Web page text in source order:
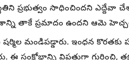
ప్రభుత్వం సాధించిందని ఎద్దేవా
తాకే ప్రమాదం ఉందని ఆమె
మండిపడ్డారు. ఇంధన కొరతకు